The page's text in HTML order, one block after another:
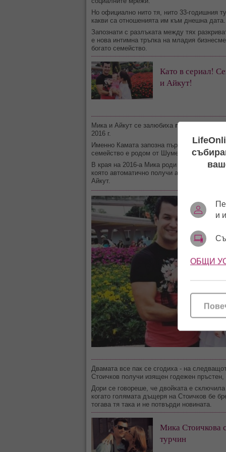
Но официално нито тя, нито 33-годишния
какви са отношенията им към днешна дата.
Запознати с разлъката между тях
е нова интимна тръпка на младия
богато семейство.
Като в сериал!
и Айкут!
Мика и Айкут се залюбиха по волята на
2016 г.
Именно Камата запозна първородната си
семейство е родом от Шумен, но от 30
В края на 2016-а Мика роди своята
която автоматично получи американски
Айкут.
Двамата все пак се сгодиха - на
Стоичков получи изящен годежен
Дори се говореше, че двойката е
когато голямата дъщеря на Стоичков бе
тогава тя така и не потвърди новината.
Мика Стоичкова
турчин
и
ОБЩИ